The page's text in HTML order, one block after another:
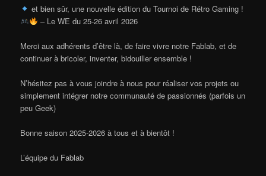
et bien sûr, une nouvelle édition du Tournoi de Rétro Gaming !
– Le WE du 25-26 avril 2026
Merci aux adhérents d’être là, de faire vivre notre Fablab, et de
continuer à bricoler, inventer, bidouiller ensemble !
N’hésitez pas à vous joindre à nous pour réaliser vos projets ou
simplement intégrer notre communauté de passionnés (parfois un
peu Geek)
Bonne saison 2025-2026 à tous et à bientôt !
L’équipe du Fablab